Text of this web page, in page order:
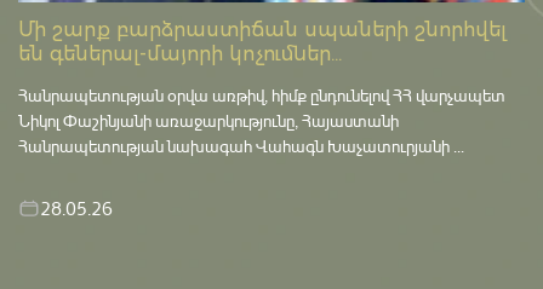
Մի շարք բարձրաստիճան սպաների շնորհվել
են գեներալ-մայորի կոչումներ...
Հանրապետության օրվա առթիվ, հիմք ընդունելով ՀՀ վարչապետ
Նիկոլ Փաշինյանի առաջարկությունը, Հայաստանի
Հանրապետության նախագահ Վահագն Խաչատուրյանի ...
28.05.26